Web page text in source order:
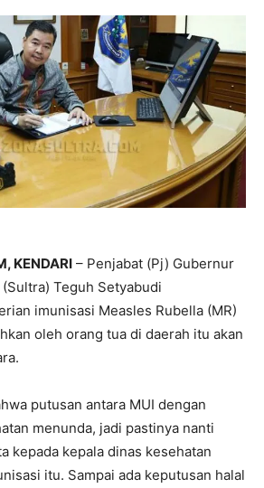
KENDARI – Penjabat (Pj) Gubernur
Teguh Setyabudi
imunisasi Measles Rubella (MR)
oleh orang tua di daerah itu akan
putusan antara MUI dengan
menunda, jadi pastinya nanti
kepada kepala dinas kesehatan
itu. Sampai ada keputusan halal